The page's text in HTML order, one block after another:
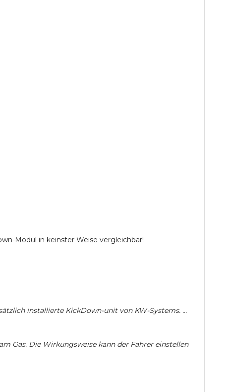
Modul in keinster Weise vergleichbar!
installierte KickDown-unit von KW-Systems. ...
Gas. Die Wirkungsweise kann der Fahrer einstellen